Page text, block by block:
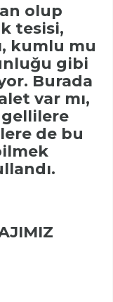
olup
tesisi,
kumlu mu
gibi
Burada
var mı,
de bu